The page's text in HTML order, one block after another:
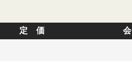
定 価